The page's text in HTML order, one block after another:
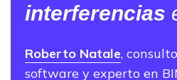
interferencias
Roberto Natale,
software y experto en